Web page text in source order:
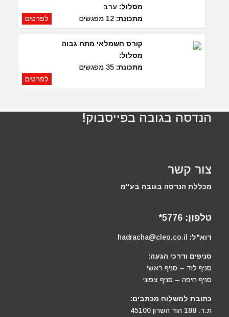
מסלול: ערב
מתכונת: 12 מפגשים לפרטים
קורס חשמלאי מתח גבוה
מסלול:
מתכונת: 35 מפגשים
לפרטים
הנדסה בגובה בפייסבוק!
צור קשר
מכללת הנדסה בגובה בע"מ
טלפון: 5776*
דוא"ל: hadracha@cleo.co.il
סניפים ודרכי הגעה:
סניף לוד – סניף ראשי
סניף חיפה – סניף צפוני
כתובת למשלוח מכתבים:
ת.ד. 188 הוד השרון 45100